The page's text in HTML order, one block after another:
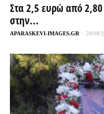
Στα 2,5 ευρώ από
στην...
APARASKEVI-IMAGES.GR - 28/08/